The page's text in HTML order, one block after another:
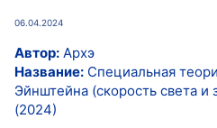
06.04.2024
Автор: Архэ
Название: Специальная
Эйнштейна (скорость света
(2024)